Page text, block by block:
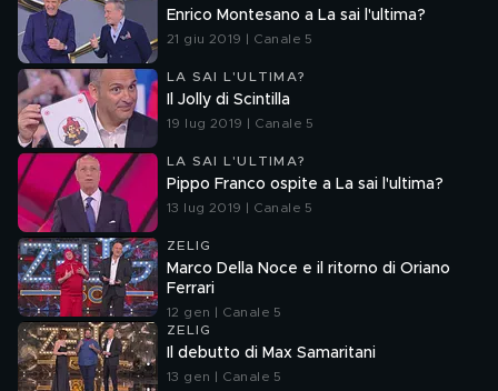
Enrico Montesano a La sai l'ultima?
21 giu 2019 | Canale 5
LA SAI L'ULTIMA?
Il Jolly di Scintilla
19 lug 2019 | Canale 5
LA SAI L'ULTIMA?
Pippo Franco ospite a La sai l'ultima?
13 lug 2019 | Canale 5
ZELIG
Marco Della Noce e il ritorno di Oriano
Ferrari
12 gen | Canale 5
ZELIG
Il debutto di Max Samaritani
13 gen | Canale 5